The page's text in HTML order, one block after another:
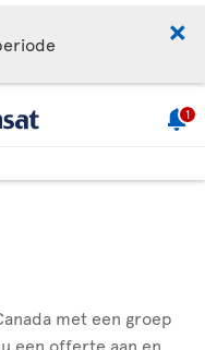
1
met een groep
een offerte aan en